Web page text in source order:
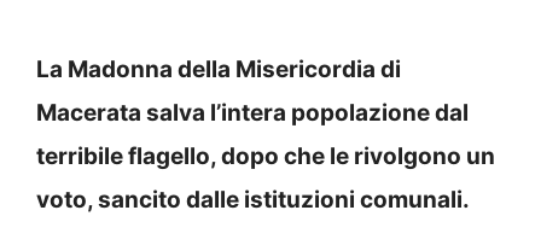
La Madonna della Misericordia di
Macerata salva l’intera popolazione dal
terribile flagello, dopo che le rivolgono un
voto, sancito dalle istituzioni comunali.